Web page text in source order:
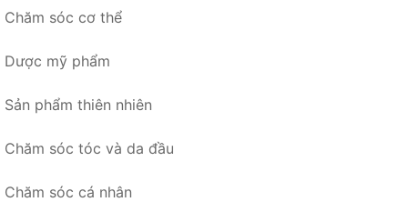
Chăm sóc cơ thể
Dược mỹ phẩm
Sản phẩm thiên nhiên
Chăm sóc tóc và da đầu
Chăm sóc cá nhân